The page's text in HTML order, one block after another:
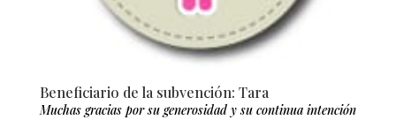
Beneficiario de la subvención: Tara
Muchas gracias por su generosidad y su continua intención